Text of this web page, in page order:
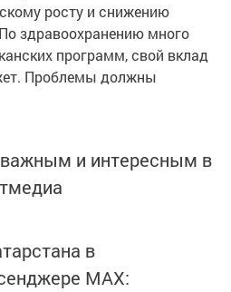
росту и снижению
здравоохранению много
программ, свой вклад
Проблемы должны
и интересным в
в
MАХ: